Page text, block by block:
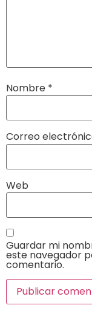
Nombre *
Correo
Web
Guardar mi
este navegador
comentario.